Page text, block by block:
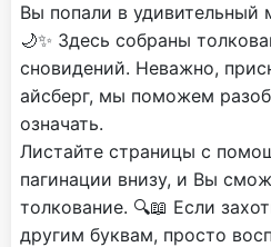
Вы попали в удивительный
🌙✨ Здесь собраны
сновидений. Неважно,
айсберг, мы поможем
означать.
Листайте страницы с
пагинации внизу, и Вы
толкование. 🔍📖 Если
другим буквам, просто